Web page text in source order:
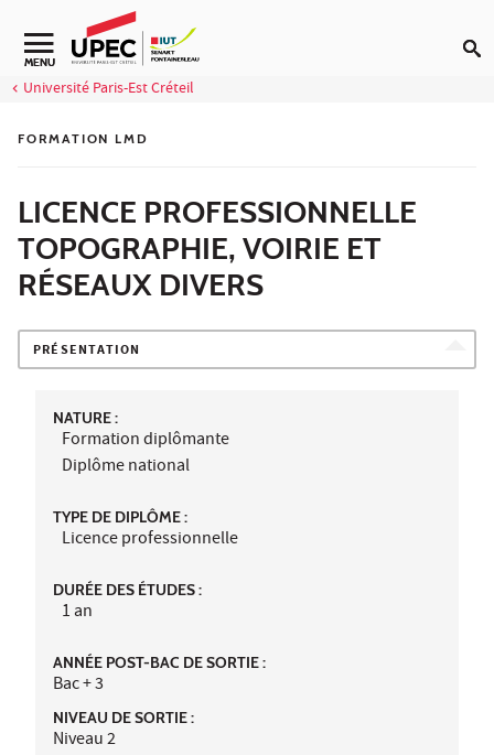
Aller au contenu
Navigation secondaire
MENU
Université Paris-Est Créteil
FORMATION LMD
LICENCE PROFESSIONNELLE
TOPOGRAPHIE, VOIRIE ET
RÉSEAUX DIVERS
PRÉSENTATION
NATURE :
Formation diplômante
Diplôme national
TYPE DE DIPLÔME :
Licence professionnelle
DURÉE DES ÉTUDES :
1 an
ANNÉE POST-BAC DE SORTIE :
Bac + 3
NIVEAU DE SORTIE :
Niveau 2